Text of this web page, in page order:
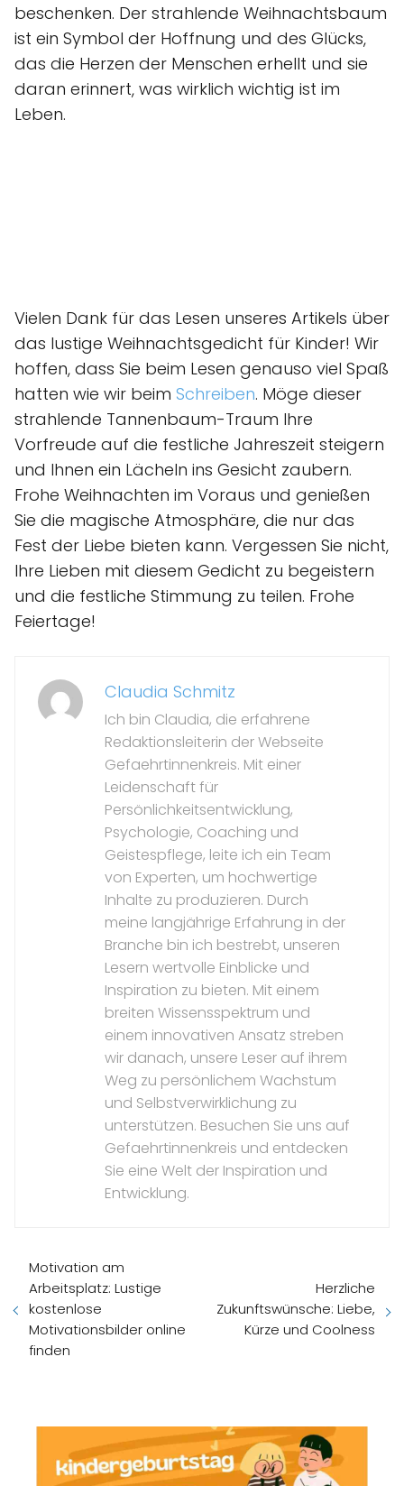
beschenken. Der strahlende Weihnachtsbaum
ist ein Symbol der Hoffnung und des Glücks,
das die Herzen der Menschen erhellt und sie
daran erinnert, was wirklich wichtig ist im
Leben.
Vielen Dank für das Lesen unseres Artikels über
das lustige Weihnachtsgedicht für Kinder! Wir
hoffen, dass Sie beim Lesen genauso viel Spaß
hatten wie wir beim Schreiben. Möge dieser
strahlende Tannenbaum-Traum Ihre
Vorfreude auf die festliche Jahreszeit steigern
und Ihnen ein Lächeln ins Gesicht zaubern.
Frohe Weihnachten im Voraus und genießen
Sie die magische Atmosphäre, die nur das
Fest der Liebe bieten kann. Vergessen Sie nicht,
Ihre Lieben mit diesem Gedicht zu begeistern
und die festliche Stimmung zu teilen. Frohe
Feiertage!
Claudia Schmitz
Ich bin Claudia, die erfahrene
Redaktionsleiterin der Webseite
Gefaehrtinnenkreis. Mit einer
Leidenschaft für
Persönlichkeitsentwicklung,
Psychologie, Coaching und
Geistespflege, leite ich ein Team
von Experten, um hochwertige
Inhalte zu produzieren. Durch
meine langjährige Erfahrung in der
Branche bin ich bestrebt, unseren
Lesern wertvolle Einblicke und
Inspiration zu bieten. Mit einem
breiten Wissensspektrum und
einem innovativen Ansatz streben
wir danach, unsere Leser auf ihrem
Weg zu persönlichem Wachstum
und Selbstverwirklichung zu
unterstützen. Besuchen Sie uns auf
Gefaehrtinnenkreis und entdecken
Sie eine Welt der Inspiration und
Entwicklung.
Motivation am
Arbeitsplatz: Lustige
kostenlose
Motivationsbilder online
finden
Herzliche
Zukunftswünsche: Liebe,
Kürze und Coolness